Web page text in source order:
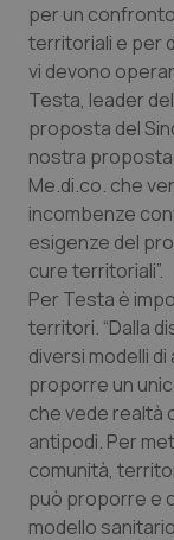
Calabria
Campania
Emilia-
Friuli
Lazio
Liguria
Lombardia
Marche
Molise
Asma &
Car-T
Dermatite
Diabete &
Disturbi
Dolore
Donna &
Epatiti
per un
territoriali e per
vi devono
Testa, leader
proposta del
nostra
Me.di.co. che
incombenze
esigenze del
cure territoriali”.
Per Testa è
territori. “Dalla
diversi modelli
proporre un
che vede realtà
antipodi. Per
comunità,
può proporre e
modello